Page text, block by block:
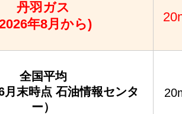
丹羽ガス
年8月から)
全国平均
月末時点 石油情報センタ
ー）